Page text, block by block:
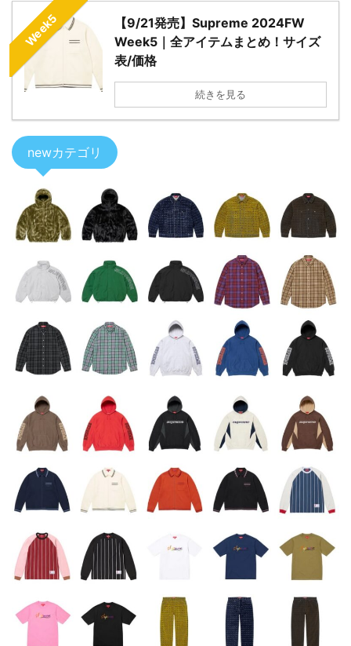
Week5
【9/21発売】Supreme 2024FW
Week5｜全アイテムまとめ！サイズ
表/価格
続きを見る
newカテゴリ